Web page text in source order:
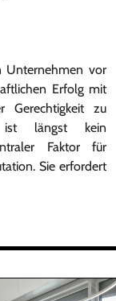
Unternehmen vor
Erfolg mit
Gerechtigkeit zu
ist längst kein
Faktor für
Sie erfordert